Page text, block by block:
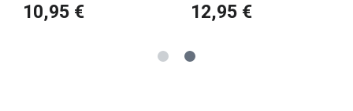
10,95 €
Courses Pliable Jack
12,95 €